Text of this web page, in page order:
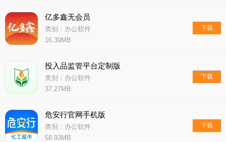
亿多鑫无会员
类别：办公软件
16.39MB
下载
投入品监管平台定制版
类别：办公软件
37.27MB
下载
危安行官网手机版
类别：办公软件
58.93MB
下载